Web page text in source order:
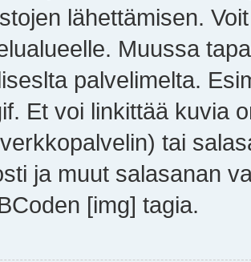
lähettämisen.
Muussa
palvelimelta.
Et voi linkittää kuvia
tai
ja muut salasanan
[img] tagia.